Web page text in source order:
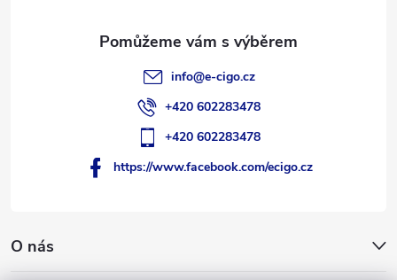
O nás
info@e-cigo.cz
+420 602283478
+420 602283478
https://www.facebook.com/ecigo.cz